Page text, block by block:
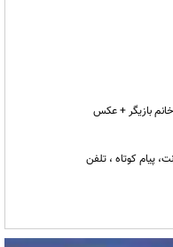
بازیگر + عکس
پیام کوتاه ، تلفن